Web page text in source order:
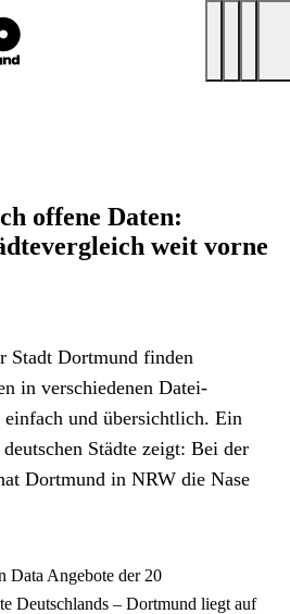
offene Daten:
weit vorne
Stadt Dortmund finden
in verschiedenen Datei-
einfach und übersichtlich. Ein
Städte zeigt: Bei der
Dortmund in NRW die Nase
Data Angebote der 20
Deutschlands – Dortmund liegt auf